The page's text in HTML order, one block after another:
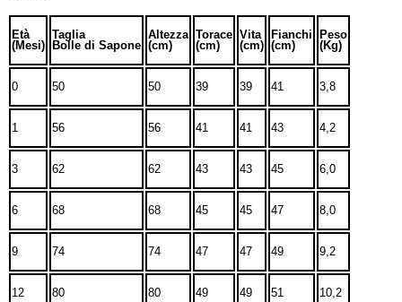
Età
(Mesi)
Taglia
Bolle di Sapone
Altezza
(cm)
Torace
(cm)
Vita
(cm)
Fianchi
(cm)
Peso
(Kg)
0 50 50 39 39 41 3,8
1 56 56 41 41 43 4,2
3 62 62 43 43 45 6,0
6 68 68 45 45 47 8,0
9 74 74 47 47 49 9,2
12 80 80 49 49 51 10,2